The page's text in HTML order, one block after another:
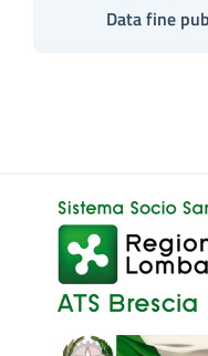
Data fine